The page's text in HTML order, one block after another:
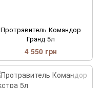
Протравитель Командор
Гранд 5л
4 550 грн